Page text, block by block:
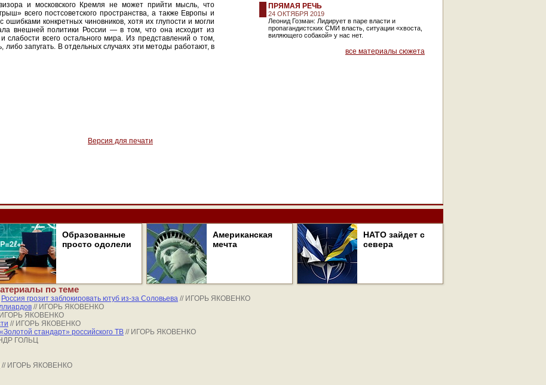
и московского Кремля не может прийти мысль, что
всего постсоветского пространства, а также Европы и
ошибками конкретных чиновников, хотя их глупости и могли
внешней политики России — в том, что она исходит из
слабости всего остального мира. Из представлений о том,
либо запугать. В отдельных случаях эти методы работают, в
Версия для печати
ПРЯМАЯ РЕЧЬ
24 ОКТЯБРЯ 2019
Леонид Гозман: Лидирует в паре власти и
пропагандистских СМИ власть, ситуации «хвоста,
виляющего собакой» у нас нет.
все материалы сюжета
Образованные
просто одолели
Американская
мечта
НАТО зайдет с
севера
по теме
Россия грозит заблокировать ютуб из-за Соловьева // ИГОРЬ ЯКОВЕНКО
// ИГОРЬ ЯКОВЕНКО
ЯКОВЕНКО
// ИГОРЬ ЯКОВЕНКО
стандарт» российского ТВ // ИГОРЬ ЯКОВЕНКО
ГОЛЬЦ
// ИГОРЬ ЯКОВЕНКО